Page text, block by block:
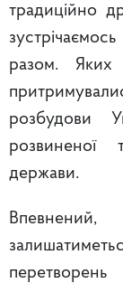
традиційно
разом.
розбудови
розвиненої
держави.